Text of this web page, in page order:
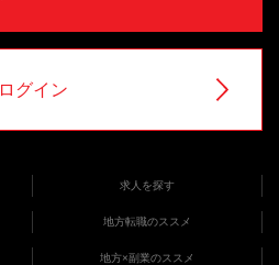
ログイン
求人を探す
地方転職のススメ
地方×副業のススメ